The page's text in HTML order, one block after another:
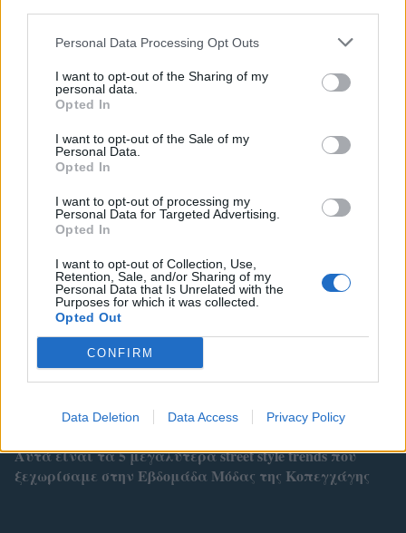
Personal Data Processing Opt Outs
I want to opt-out of the Sharing of my
personal data.
Opted In
I want to opt-out of the Sale of my
Personal Data.
Opted In
I want to opt-out of processing my
Personal Data for Targeted Advertising.
Opted In
I want to opt-out of Collection, Use,
Retention, Sale, and/or Sharing of my
Personal Data that Is Unrelated with the
Purposes for which it was collected.
Opted Out
CONFIRM
Data Deletion Data Access Privacy Policy
ACCESSORIES SUMMER 2011
Related
3 chic looks για να αντιγράψεις εύκολα και να τα
φοράς από το πρωί μέχρι το βράδυ
Αυτά είναι τα 5 μεγαλύτερα street style trends που
ξεχωρίσαμε στην Εβδομάδα Μόδας της Κοπεγχάγης